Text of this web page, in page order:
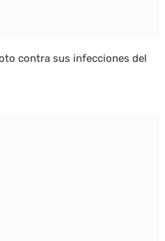
contra sus infecciones del